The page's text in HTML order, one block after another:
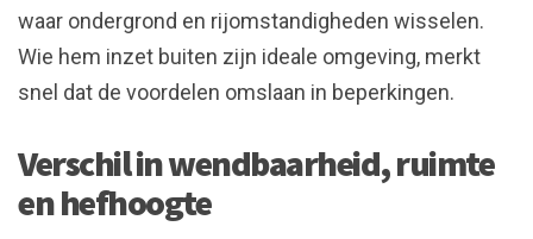
waar ondergrond en rijomstandigheden wisselen.
Wie hem inzet buiten zijn ideale omgeving, merkt
snel dat de voordelen omslaan in beperkingen.
Verschil in wendbaarheid, ruimte
en hefhoogte